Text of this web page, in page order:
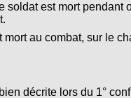
soldat est mort pendant
mort au combat, sur le
décrite lors du 1°